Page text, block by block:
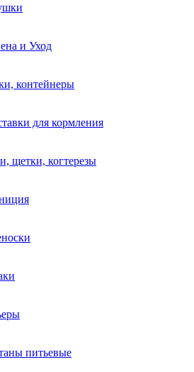
и Уход
контейнеры
для кормления
щетки, когтерезы
питьевые